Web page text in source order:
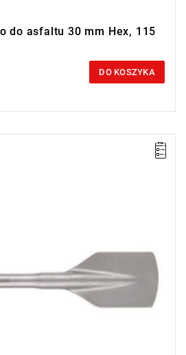
do asfaltu 30 mm Hex, 115
DO KOSZYKA
mm